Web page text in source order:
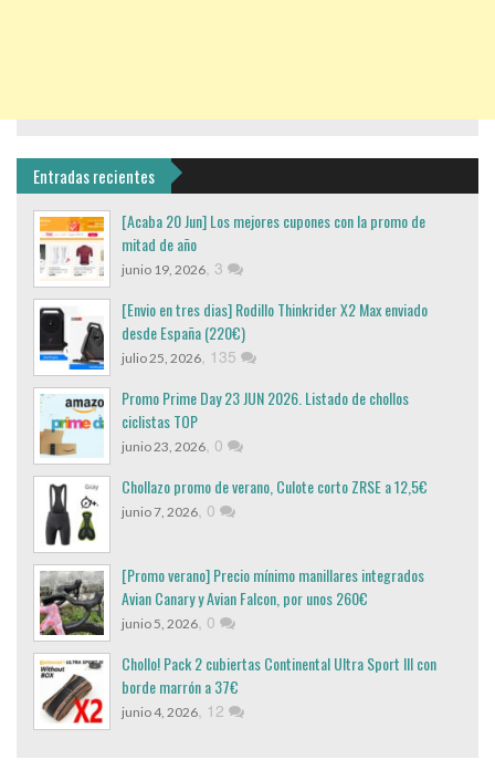
Entradas recientes
[Acaba 20 Jun] Los mejores cupones con la promo de
mitad de año
junio 19, 2026 3
[Envio en tres dias] Rodillo Thinkrider X2 Max enviado
desde España (220€)
julio 25, 2026 135
Promo Prime Day 23 JUN 2026. Listado de chollos
ciclistas TOP
junio 23, 2026 0
Chollazo promo de verano, Culote corto ZRSE a 12,5€
junio 7, 2026 0
[Promo verano] Precio mínimo manillares integrados
Avian Canary y Avian Falcon, por unos 260€
junio 5, 2026 0
Chollo! Pack 2 cubiertas Continental Ultra Sport III con
borde marrón a 37€
junio 4, 2026 12